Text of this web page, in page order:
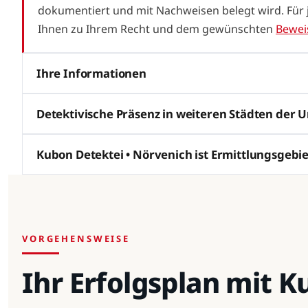
dokumentiert und mit Nachweisen belegt wird.
Ihnen zu Ihrem Recht und dem gewünschten
Ihre Informationen
Detektivische Präsenz in weiteren Städten der
Kubon Detektei • Nörvenich ist
VORGEHENSWEISE
Ihr Erfolgsplan mit